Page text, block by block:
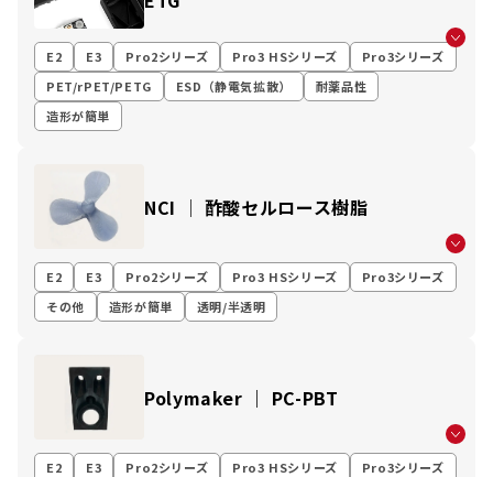
E2 E3 Pro2シリーズ Pro3 HSシリーズ
Pro3シリーズ
PET/rPET/PETG
ESD（静電気拡散）
耐薬品性
造形が簡単
NCI │ 酢酸セルロース樹脂
E2 E3 Pro2シリーズ Pro3 HSシリーズ
Pro3シリーズ
その他
造形が簡単 透明/半透明
Polymaker ｜ PC-PBT
E2 E3 Pro2シリーズ Pro3 HSシリーズ
Pro3シリーズ